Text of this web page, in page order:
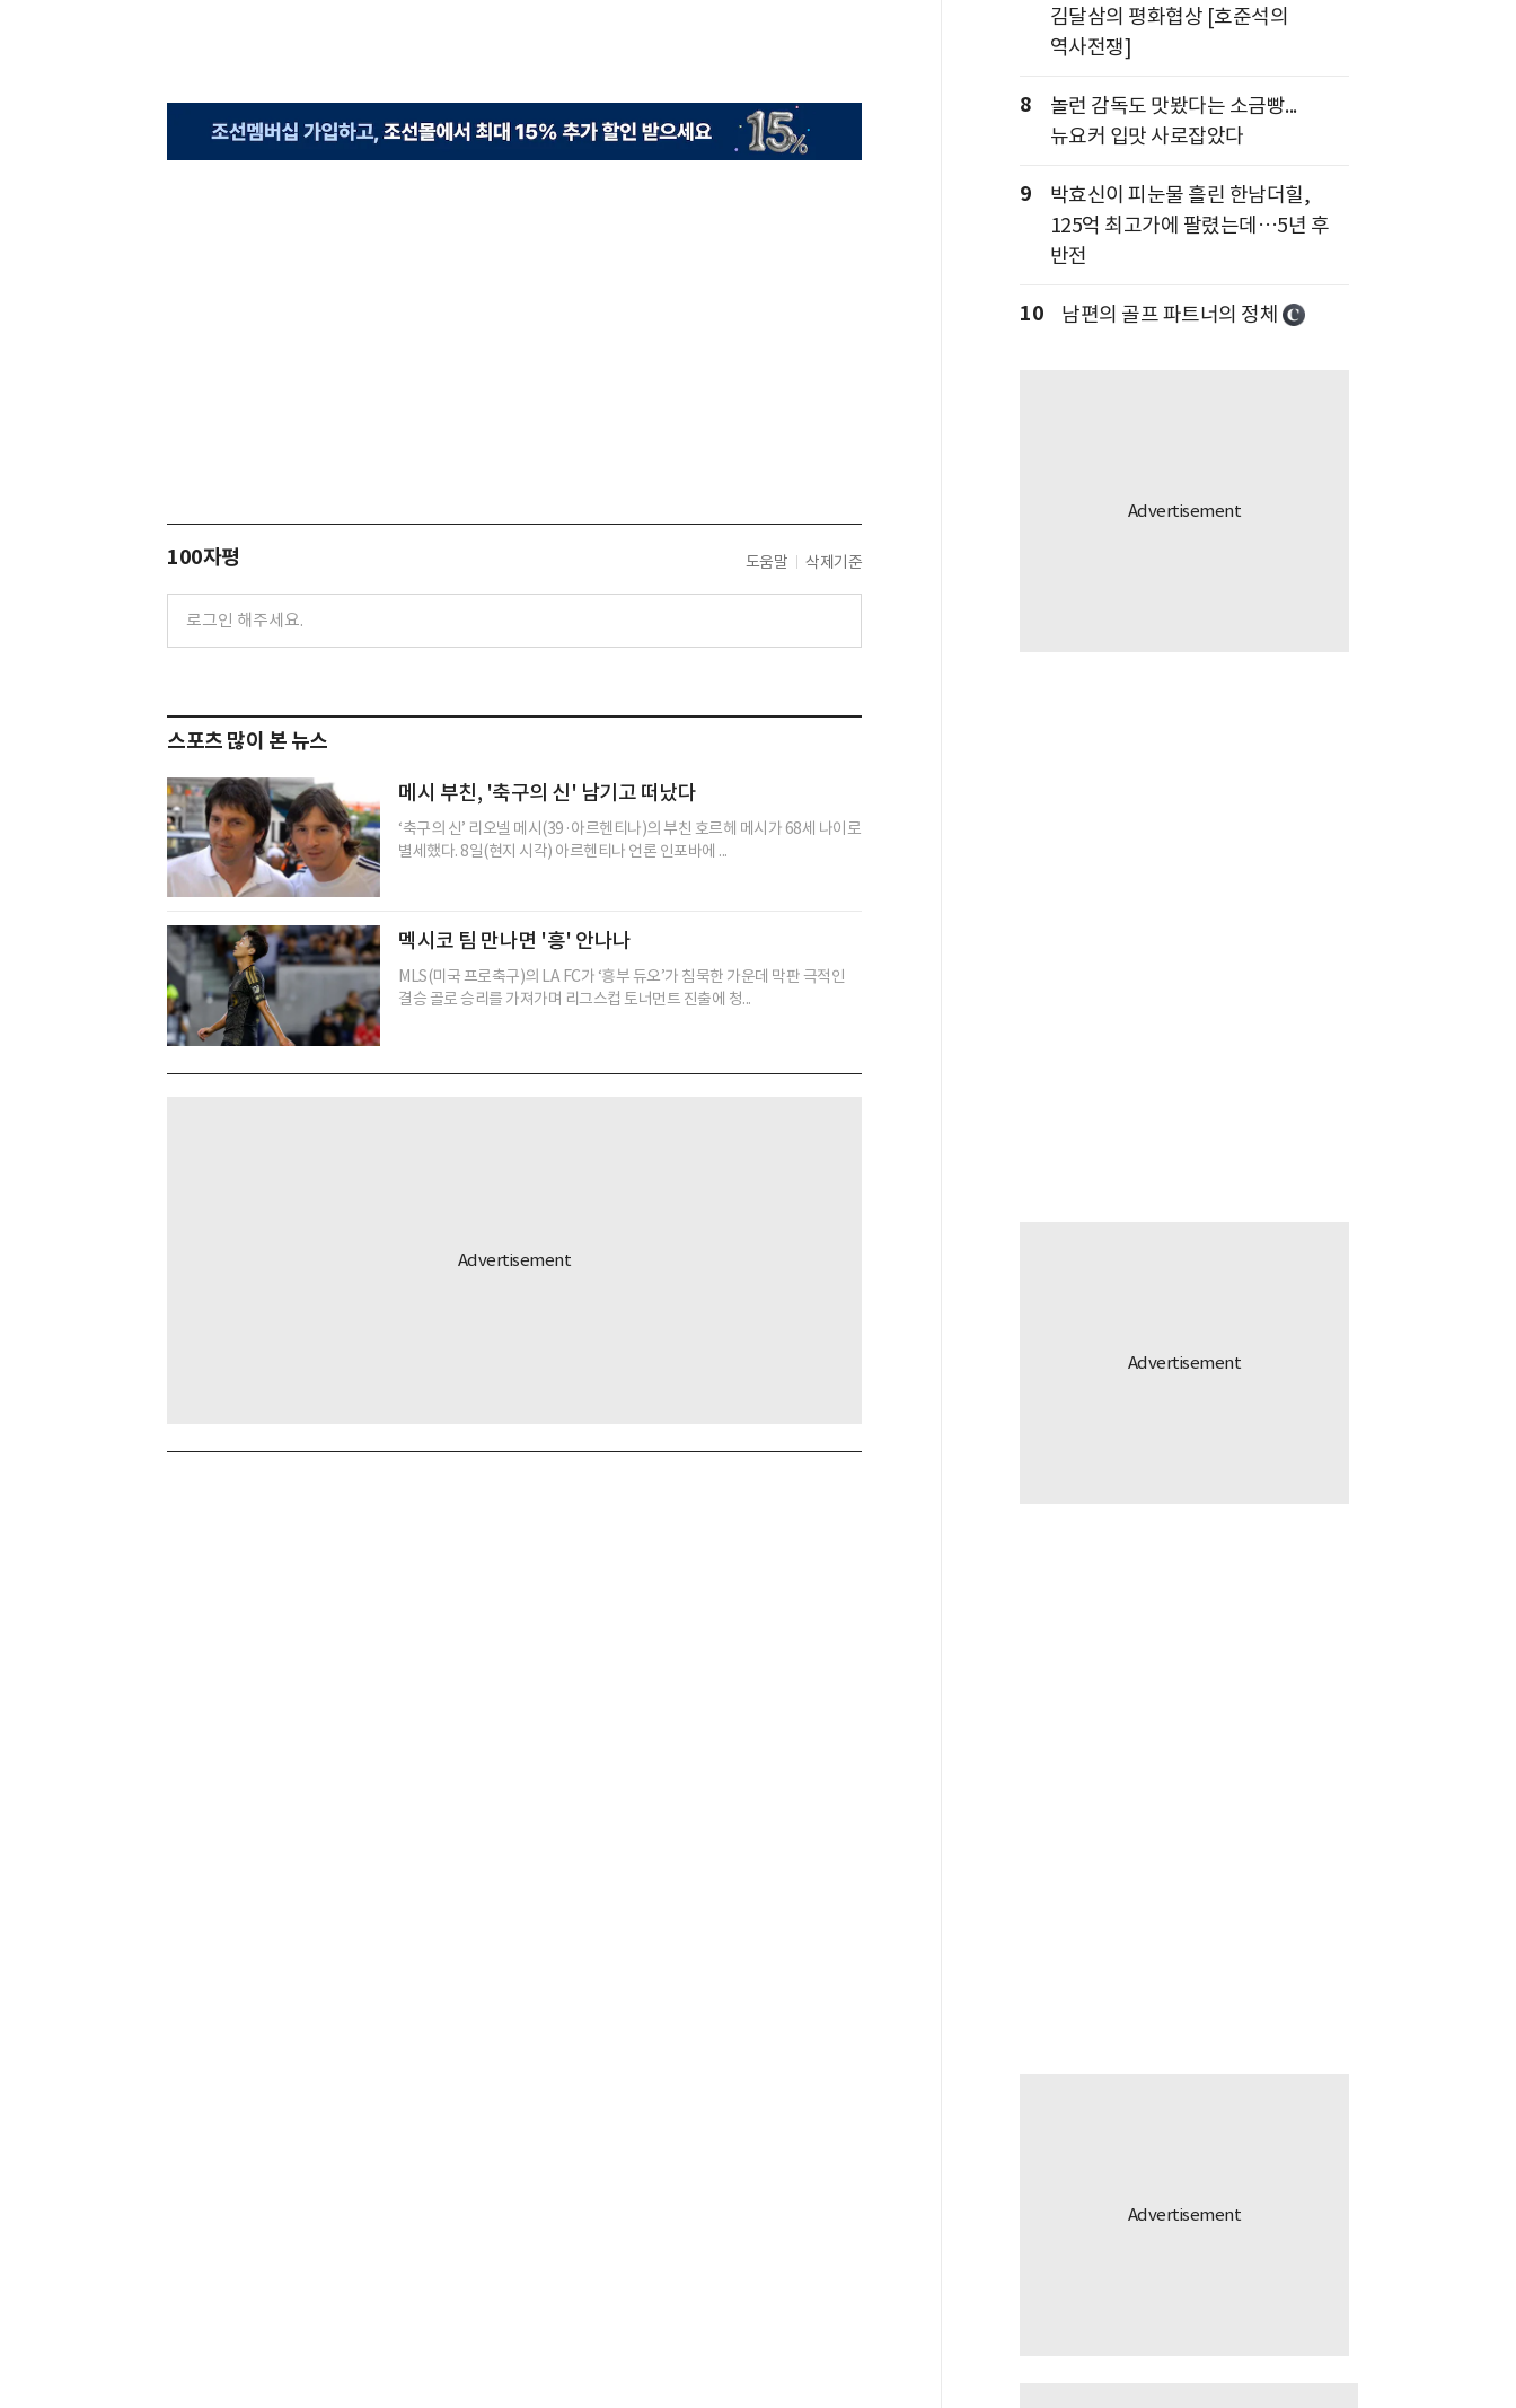
100자평 도움말 삭제기준
스포츠 많이 본 뉴스
메시 부친, '축구의 신' 남기고 떠났다
‘축구의 신’ 리오넬 메시(39·아르헨티나)의 부친 호르헤 메시가 68세 나이로
별세했다. 8일(현지 시각) 아르헨티나 언론 인포바에 ...
멕시코 팀 만나면 '흥' 안나나
MLS(미국 프로축구)의 LA FC가 ‘흥부 듀오’가 침묵한 가운데 막판 극적인
결승 골로 승리를 가져가며 리그스컵 토너먼트 진출에 청...
김달삼의 평화협상 [호준석의
역사전쟁]
8
놀런 감독도 맛봤다는 소금빵...
뉴요커 입맛 사로잡았다
9
박효신이 피눈물 흘린 한남더힐,
125억 최고가에 팔렸는데…5년 후
반전
10 남편의 골프 파트너의 정체